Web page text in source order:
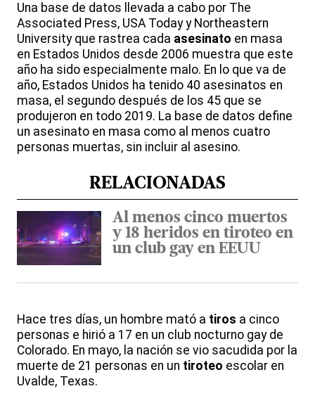
Una base de datos llevada a cabo por The
Associated Press, USA Today y Northeastern
University que rastrea cada asesinato en masa
en Estados Unidos desde 2006 muestra que este
año ha sido especialmente malo. En lo que va de
año, Estados Unidos ha tenido 40 asesinatos en
masa, el segundo después de los 45 que se
produjeron en todo 2019. La base de datos define
un asesinato en masa como al menos cuatro
personas muertas, sin incluir al asesino.
RELACIONADAS
Al menos cinco muertos
y 18 heridos en tiroteo en
un club gay en EEUU
Hace tres días, un hombre mató a tiros a cinco
personas e hirió a 17 en un club nocturno gay de
Colorado. En mayo, la nación se vio sacudida por la
muerte de 21 personas en un tiroteo escolar en
Uvalde, Texas.